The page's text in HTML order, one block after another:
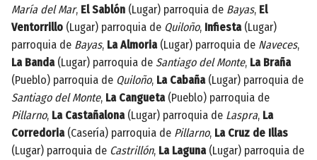
María del Mar, El Sablón (Lugar) parroquia de Bayas, El
Ventorrillo (Lugar) parroquia de Quiloño, Infiesta(Lugar)
parroquia de Bayas, La Almoria(Lugar) parroquia de Naveces,
La Banda(Lugar) parroquia de Santiago del Monte, La Braña
(Pueblo) parroquia de Quiloño, La Cabaña(Lugar) parroquia de
Santiago del Monte, La Cangueta(Pueblo) parroquia de
Pillarno, La Castañalona(Lugar) parroquia de Laspra, La
Corredoria(Casería) parroquia de Pillarno, La Cruz de Illas
(Lugar) parroquia de Castrillón, La Laguna(Lugar) parroquia de